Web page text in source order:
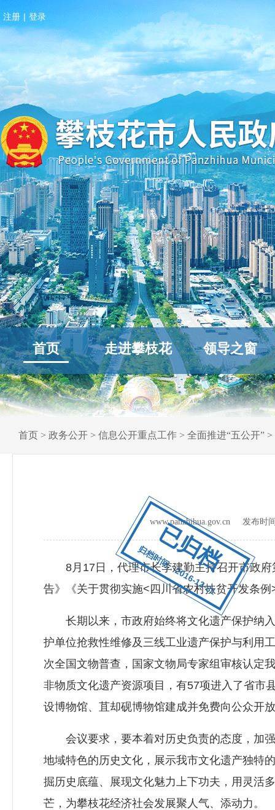
已归档
归档时间：2016-12-31
注册 | 登录
首页 走进攀枝花 领导之窗
首页 > 政务公开 > 信息公开重点工作 > 全面推进“五公开” >
www.panzhihua.gov.cn 发布时
8月17日，代理市长李建勤主持召开市政府
告》《关于贯彻实施<四川省农村扶贫开发条
长期以来，市政府始终将文化遗产保护纳入
护单位抢救性维修及三线工业遗产保护与利用
次全国文物普查，国家文物局专家组审核认定
非物质文化遗产资源项目，有57项进入了省市
设博物馆、苴却砚博物馆建成并免费向公众开
会议要求，要本着对历史负责的态度，加强
地域特色的历史文化，展示我市文化遗产独特
掘历史底蕴、展现文化魅力上下功夫，用灵活
芒，为攀枝花经济社会发展聚人气、添动力。